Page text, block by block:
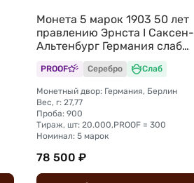
Монета 5 марок 1903 50 лет
правлению Эрнста I Саксен-
Альтенбург Германия слаб
CPRC PF Det.
PROOF Серебро Слаб
Монетный двор: Германия, Берлин
Вес, г: 27,77
Проба: 900
Тираж, шт: 20.000,PROOF = 300
Номинал: 5 марок
78 500 ₽